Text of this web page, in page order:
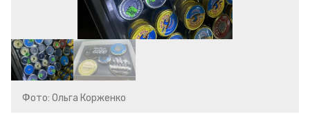
Фото: Ольга Корженко